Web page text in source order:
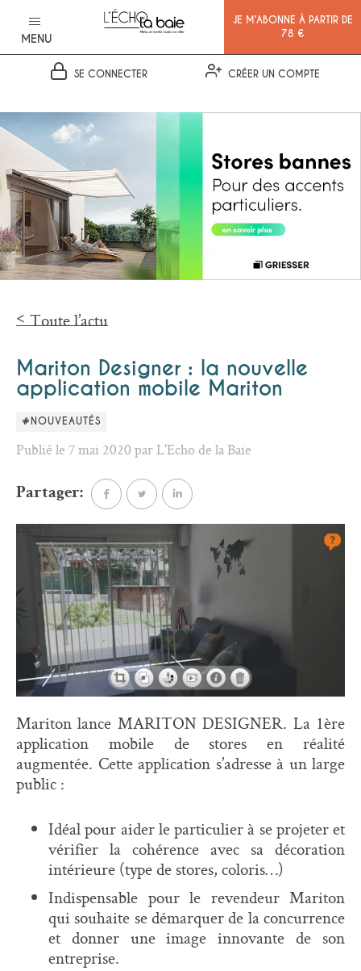
MENU
JE M’ABONNE À PARTIR DE
78 €
SE CONNECTER CRÉER UN COMPTE
Toute l’actu
Mariton Designer : la nouvelle
application mobile Mariton
#NOUVEAUTÉS
Publié le 7 mai 2020 par L'Echo de la Baie
Partager:
Mariton lance MARITON DESIGNER. La 1ère
application mobile de stores en réalité
augmentée. Cette application s’adresse à un large
public :
Idéal pour aider le particulier à se projeter et
vérifier la cohérence avec sa décoration
intérieure (type de stores, coloris…)
Indispensable pour le revendeur Mariton
qui souhaite se démarquer de la concurrence
et donner une image innovante de son
entreprise.